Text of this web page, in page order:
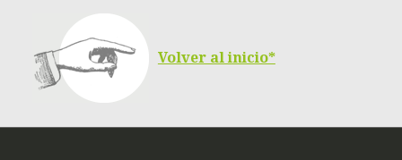
Volver al inicio*